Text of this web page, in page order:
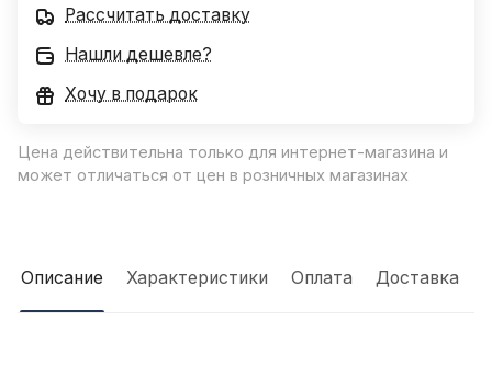
Рассчитать доставку
Нашли дешевле?
Хочу в подарок
Цена действительна только для интернет-магазина и
может отличаться от цен в розничных магазинах
Описание Характеристики Оплата Доставка